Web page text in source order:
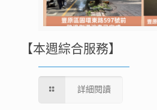
【本週綜合服務】
詳細閱讀